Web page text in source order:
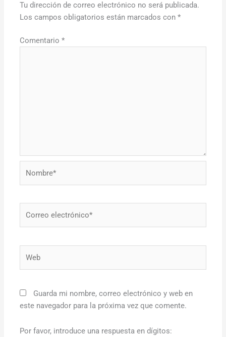
Tu dirección de correo electrónico no será publicada.
Los campos obligatorios están marcados con*
Comentario*
Guarda mi nombre, correo electrónico y web en
este navegador para la próxima vez que comente.
Por favor, introduce una respuesta en dígitos: